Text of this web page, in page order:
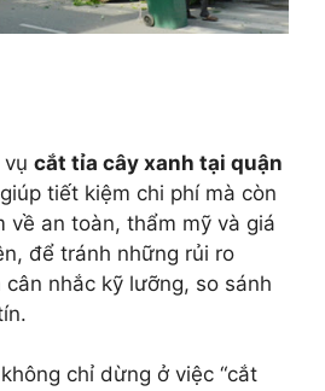
cắt tỉa cây xanh tại quận
tiết kiệm chi phí mà còn
về an toàn, thẩm mỹ và giá
để tránh những rủi ro
nhắc kỹ lưỡng, so sánh
chỉ dừng ở việc “cắt